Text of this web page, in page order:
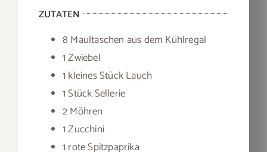
ZUTATEN
8 Maultaschen aus dem Kühlregal
1 Zwiebel
1 kleines Stück Lauch
1 Stück Sellerie
2 Möhren
1 Zucchini
1 rote Spitzpaprika